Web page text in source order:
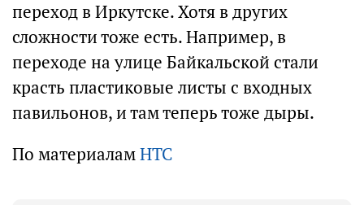
переход в Иркутске. Хотя в других
сложности тоже есть. Например, в
переходе на улице Байкальской стали
красть пластиковые листы с входных
павильонов, и там теперь тоже дыры.
По материаламНТС